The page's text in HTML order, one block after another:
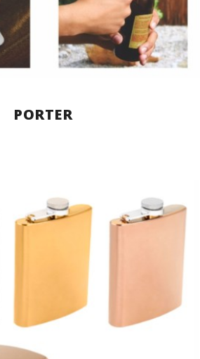
PORTER